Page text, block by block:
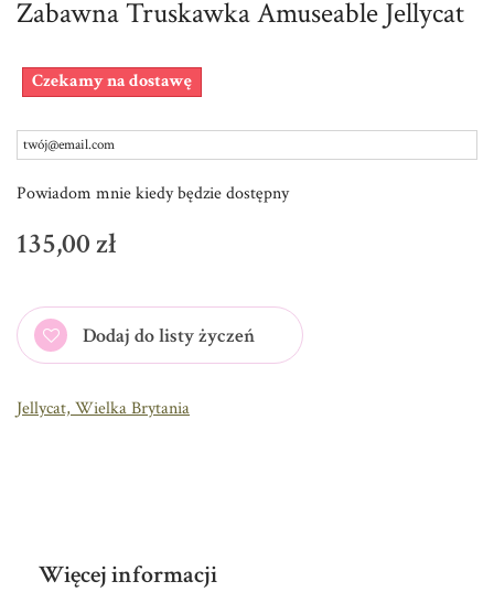
Zabawna Truskawka Amuseable Jellycat
Czekamy na dostawę
Powiadom mnie kiedy będzie dostępny
135,00 zł
Dodaj do listy życzeń
Jellycat, Wielka Brytania
Więcej informacji